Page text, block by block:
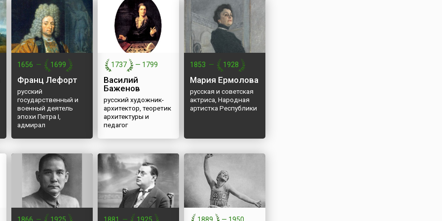
в
СССР
мелких островов.12 марта
1968 года Маврикий
получил независимость от
Англии, при этом
оставшись в составе
Британского Содруж...
1656 — 1699
Франц Лефорт
русский
государственный и
военный деятель
эпохи Петра I,
адмирал
1737 — 1799
Василий
Баженов
русский художник-
архитектор, теоретик
архитектуры и
педагог
1853 — 1928
Мария Ермолова
русская и советская
актриса, Народная
артистка Республики